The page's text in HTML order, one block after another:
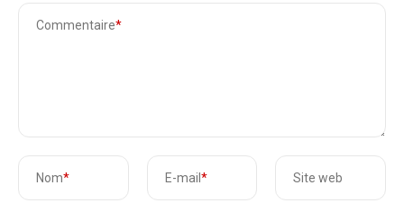
Commentaire*
Nom* E-mail * Site web